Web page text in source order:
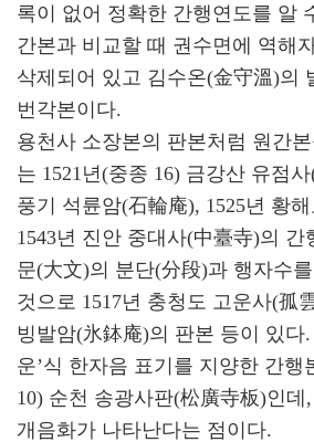
록이 없어 정확한 간행연도를 알
간본과 비교할 때 권수면에 역해
삭제되어 있고 김수온(金守溫)의
번각본이다.
용천사 소장본의 판본처럼 원간
는 1521년(중종 16) 금강산 유점
풍기 석륜암(石輪庵), 1525년 황
1543년 진안 중대사(中臺寺)의 간
문(大文)의 분단(分段)과 행자수
것으로 1517년 충청도 고운사(孤
빙발암(氷鉢庵)의 판본 등이 있다.
운’식 한자음 표기를 지양한 간행
10) 순천 송광사판(松廣寺板)인
개음화가 나타난다는 점이다.